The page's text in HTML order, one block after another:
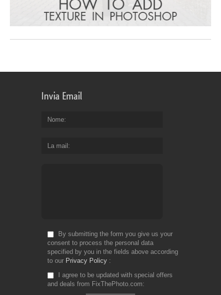
Invia Email
Nome
La mail
By submitting the form you give us your
consent to process the personal data
specified by you in the fields above according
to our Privacy Policy
I agree to be updated with special offers
and deals from FixThePhoto.com